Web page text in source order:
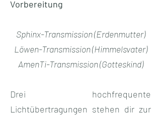
Vorbereitung
Sphinx-Transmission (Erdenmutter)
Löwen-Transmission (Himmelsvater)
AmenTi-Transmission (Gotteskind)
Drei hochfrequente
Lichtübertragungen stehen dir zur